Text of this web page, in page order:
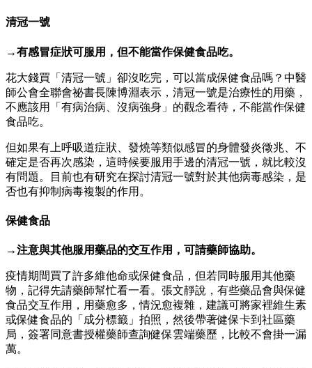
清冠一號
→有感冒症狀可服用，但不能當作保健食品吃。
花大錢買「清冠一號」卻沒吃完，可以當成保健食品嗎？中醫
師公會全聯會祕書長陳博淵表示，清冠一號是治療性的用藥，
不應該用「有病治病、沒病強身」的觀念看待，不能當作保健
食品吃。
但如果有上呼吸道症狀、發燒等類似感冒的身體發炎徵兆、不
確定是否再次感染，這時候要服用手邊的清冠一號，就比較沒
有問題。目前也有研究在探討清冠一號對於其他病毒感染，是
否也有抑制病毒複製的作用。
保健食品
→注意與其他服用藥品的交互作用，可請藥師協助。
疫情期間買了許多維他命或保健食品，但若同時服用其他藥
物，記得先請藥師幫忙看一看。張文靜說，有些藥品會與保健
食品交互作用，用藥愈多，情況愈複雜，建議可將家裡維生素
或保健食品的「成分標籤」拍照，然後帶著健保卡到社區藥
局，簽署同意書授權藥師查詢健保雲端藥歷，比較不會掛一漏
萬。